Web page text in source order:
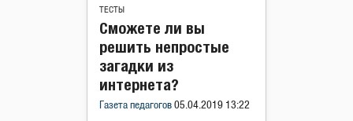
ТЕСТЫ
Сможете ли вы
решить непростые
загадки из
интернета?
Газета педагогов 05.04.2019 13:22